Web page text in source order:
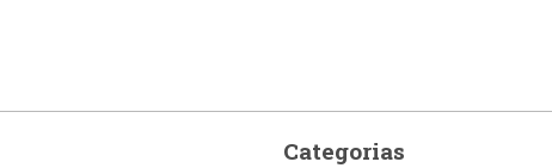
Categorias